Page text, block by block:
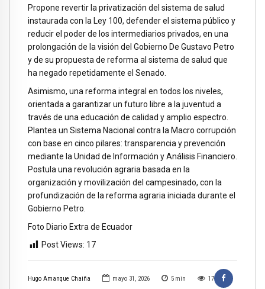
Hugo Amanque Chaiña mayo 31, 2026 5 min 17
Propone revertir la privatización del sistema de salud
instaurada con la Ley 100, defender el sistema público y
reducir el poder de los intermediarios privados, en una
prolongación de la visión del Gobierno De Gustavo Petro
y de su propuesta de reforma al sistema de salud que
ha negado repetidamente el Senado.
Asimismo, una reforma integral en todos los niveles,
orientada a garantizar un futuro libre a la juventud a
través de una educación de calidad y amplio espectro.
Plantea un Sistema Nacional contra la Macro corrupción
con base en cinco pilares: transparencia y prevención
mediante la Unidad de Información y Análisis Financiero.
Postula una revolución agraria basada en la
organización y movilización del campesinado, con la
profundización de la reforma agraria iniciada durante el
Gobierno Petro.
Foto Diario Extra de Ecuador
Post Views: 17